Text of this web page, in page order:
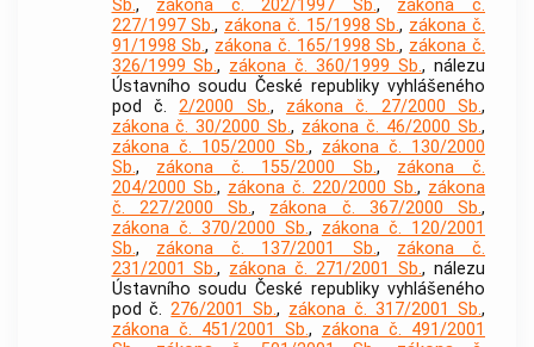
Sb., zákona č. 202/1997 Sb., zákona č.
227/1997 Sb., zákona č. 15/1998 Sb., zákona č.
91/1998 Sb., zákona č. 165/1998 Sb., zákona č.
326/1999 Sb., zákona č. 360/1999 Sb., nálezu
Ústavního soudu České republiky vyhlášeného
pod č.2/2000 Sb., zákona č. 27/2000 Sb.,
zákona č. 30/2000 Sb., zákona č. 46/2000 Sb.,
zákona č. 105/2000 Sb., zákona č. 130/2000
Sb., zákona č. 155/2000 Sb., zákona č.
204/2000 Sb., zákona č. 220/2000 Sb., zákona
č. 227/2000 Sb., zákona č. 367/2000 Sb.,
zákona č. 370/2000 Sb., zákona č. 120/2001
Sb., zákona č. 137/2001 Sb., zákona č.
231/2001 Sb., zákona č. 271/2001 Sb., nálezu
Ústavního soudu České republiky vyhlášeného
pod č.276/2001 Sb., zákona č. 317/2001 Sb.,
zákona č. 451/2001 Sb., zákona č. 491/2001